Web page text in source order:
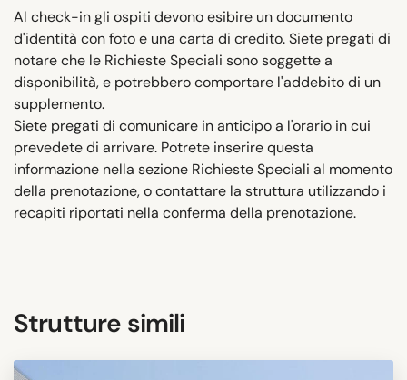
Al check-in gli ospiti devono esibire un documento
d'identità con foto e una carta di credito. Siete pregati di
notare che le Richieste Speciali sono soggette a
disponibilità, e potrebbero comportare l'addebito di un
supplemento.
Siete pregati di comunicare in anticipo a l'orario in cui
prevedete di arrivare. Potrete inserire questa
informazione nella sezione Richieste Speciali al momento
della prenotazione, o contattare la struttura utilizzando i
recapiti riportati nella conferma della prenotazione.
Strutture simili